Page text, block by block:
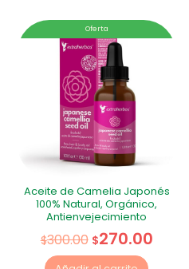
Oferta
Aceite de Camelia Japonés
100% Natural, Orgánico,
Antienvejecimiento
$300.00 $270.00